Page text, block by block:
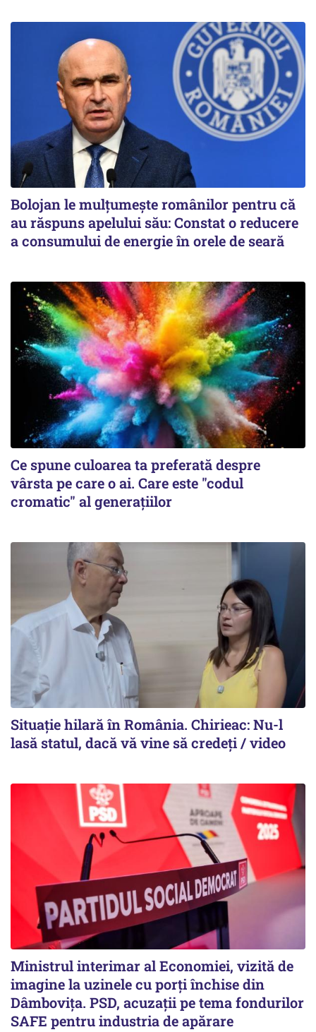
Bolojan le mulțumește românilor pentru că
au răspuns apelului său: Constat o reducere
a consumului de energie în orele de seară
Ce spune culoarea ta preferată despre
vârsta pe care o ai. Care este "codul
cromatic" al generațiilor
Situație hilară în România. Chirieac: Nu-l
lasă statul, dacă vă vine să credeți / video
Ministrul interimar al Economiei, vizită de
imagine la uzinele cu porți închise din
Dâmbovița. PSD, acuzații pe tema fondurilor
SAFE pentru industria de apărare